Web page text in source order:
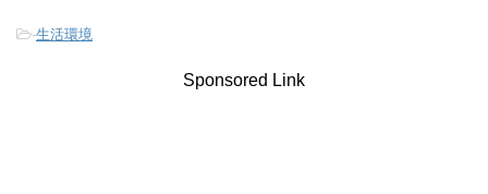
-生活環境
Sponsored Link